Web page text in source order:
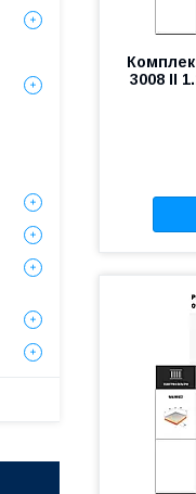
3008 II